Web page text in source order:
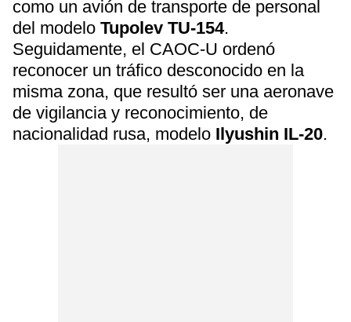
como un avión de transporte de personal
del modelo Tupolev TU-154.
Seguidamente, el CAOC-U ordenó
reconocer un tráfico desconocido en la
misma zona, que resultó ser una aeronave
de vigilancia y reconocimiento, de
nacionalidad rusa, modelo Ilyushin IL-20.